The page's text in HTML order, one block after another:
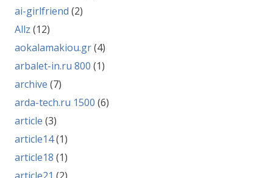
ai-girlfriend (2)
Allz (12)
aokalamakiou.gr(4)
arbalet-in.ru 800 (1)
archive (7)
arda-tech.ru 1500 (6)
article (3)
article14(1)
article18 (1)